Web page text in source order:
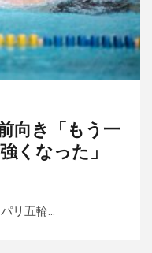
向き「もう一
くなった」
リ五輪...